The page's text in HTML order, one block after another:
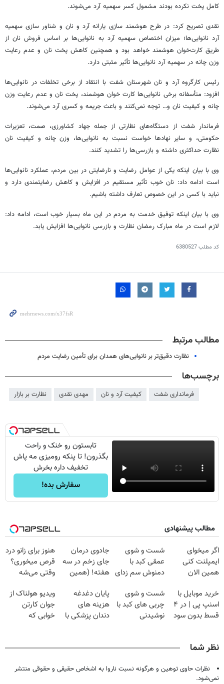
کامل پخت نکرده بودند مشمول کسر سهمیه آرد می‌شوند.
نقدی تصریح کرد: در طرح هوشمند سازی یارانه آرد و نان و شناور سازی سهمیه
آرد نانوایی‌ها؛ میزان اختصاص سهمیه آرد به نانوایی‌ها بر اساس فروش نان از
طریق کارت‌خوان هوشمند خواهد بود و همچنین کاهش پخت نان و عدم رعایت
وزن چانه در سهمیه آرد نانوایی‌ها تأثیر مثبتی دارد.
رئیس کارگروه آرد و نان شهرستان شفت با انتقاد از برخی تخلفات در نانوایی‌ها
افزود: متأسفانه برخی نانوایی‌ها کارت خوان هوشمند، پخت نان و عدم رعایت وزن
چانه و کیفیت نان و… توجه نمی‌کنند و باعث جریمه و کسری آرد می‌شوند.
فرماندارشفت از دستگاه‌های نظارتی از جمله جهاد کشاورزی، صمت، تعزیرات
حکومتی، و سایر نهادها خواست نسبت به نانوایی‌ها، وزن چانه و کیفیت نان
نظارت حداکثری داشته و بازرسی‌ها را تشدید کنند.
وی با بیان اینکه یکی از عوامل رضایت و نارضایتی در بین مردم، عملکرد نانوایی‌ها
است ادامه داد: نان خوب تأثیر مستقیم در افزایش و کاهش رضایتمندی دارد و
نباید با کسی در این خصوص تعارف داشته باشیم.
وی با بیان اینکه توفیق خدمت به مردم در این ماه بسیار خوب است، ادامه داد:
لازم است در ماه مبارک رمضان نظارت و بازرسی نانوایی‌ها افزایش یابد.
کد مطلب6380527
مطالب مرتبط
نظارت دقیق‌تر بر نانوایی‌های همدان برای تأمین رضایت مردم
برچسب‌ها
فرمانداری شفت کیفیت آرد و نان مهدی نقدی نظارت بر بازار
تابستون رو خنک و راحت
بگذرون! تا پنکه رومیزی مه پاش
تخفیف داره بخرش
سفارش بده!
مطالب پیشنهادی
اگر میخوای
ایمپلنت کنی
همین الان
۲۵ میلیون
تومان!!!
شست و شوی
عمقی کبد با
دمنوش سم زدای
جادوی درمان
جای زخم در سه
هفته! (همین
صحبت کنید)
هنوز برای زانو درد
قرص میخوری؟
وقتی می‌شه
درمانش کرد؟؟؟؟
خرید موبایل با
اسنپ پی | در ۴
قسط بدون سود
شست و شوی
چربی های کبد با
نوشیدنی
پایان دغدغه
هزینه های
دندان پزشکی با
ویدیو هولناک از
جوان کارتن
خوابی که
نظر شما
نظرات حاوی توهین و هرگونه نسبت ناروا به اشخاص حقیقی و حقوقی منتشر
نمی‌شود.